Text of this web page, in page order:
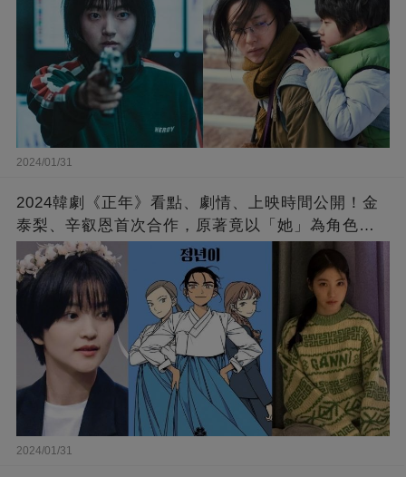
2024/01/31
2024韓劇《正年》看點、劇情、上映時間公開！金
泰梨、辛叡恩首次合作，原著竟以「她」為角色原
2024/01/31